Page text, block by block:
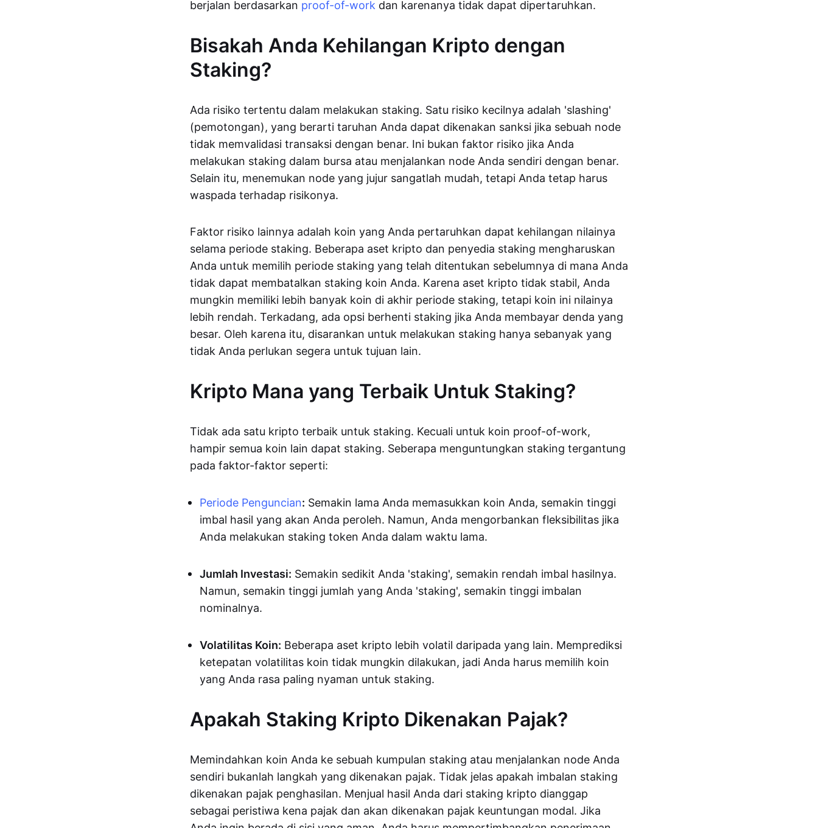
berjalan berdasarkan proof-of-work dan karenanya tidak dapat dipertaruhkan.
Bisakah Anda Kehilangan Kripto dengan
Staking?
Ada risiko tertentu dalam melakukan staking. Satu risiko kecilnya adalah 'slashing'
(pemotongan), yang berarti taruhan Anda dapat dikenakan sanksi jika sebuah node
tidak memvalidasi transaksi dengan benar. Ini bukan faktor risiko jika Anda
melakukan staking dalam bursa atau menjalankan node Anda sendiri dengan benar.
Selain itu, menemukan node yang jujur sangatlah mudah, tetapi Anda tetap harus
waspada terhadap risikonya.
Faktor risiko lainnya adalah koin yang Anda pertaruhkan dapat kehilangan nilainya
selama periode staking. Beberapa aset kripto dan penyedia staking mengharuskan
Anda untuk memilih periode staking yang telah ditentukan sebelumnya di mana Anda
tidak dapat membatalkan staking koin Anda. Karena aset kripto tidak stabil, Anda
mungkin memiliki lebih banyak koin di akhir periode staking, tetapi koin ini nilainya
lebih rendah. Terkadang, ada opsi berhenti staking jika Anda membayar denda yang
besar. Oleh karena itu, disarankan untuk melakukan staking hanya sebanyak yang
tidak Anda perlukan segera untuk tujuan lain.
Kripto Mana yang Terbaik Untuk Staking?
Tidak ada satu kripto terbaik untuk staking. Kecuali untuk koin proof-of-work,
hampir semua koin lain dapat staking. Seberapa menguntungkan staking tergantung
pada faktor-faktor seperti:
Periode Penguncian: Semakin lama Anda memasukkan koin Anda, semakin tinggi
imbal hasil yang akan Anda peroleh. Namun, Anda mengorbankan fleksibilitas jika
Anda melakukan staking token Anda dalam waktu lama.
Jumlah Investasi: Semakin sedikit Anda 'staking', semakin rendah imbal hasilnya.
Namun, semakin tinggi jumlah yang Anda 'staking', semakin tinggi imbalan
nominalnya.
Volatilitas Koin: Beberapa aset kripto lebih volatil daripada yang lain. Memprediksi
ketepatan volatilitas koin tidak mungkin dilakukan, jadi Anda harus memilih koin
yang Anda rasa paling nyaman untuk staking.
Apakah Staking Kripto Dikenakan Pajak?
Memindahkan koin Anda ke sebuah kumpulan staking atau menjalankan node Anda
sendiri bukanlah langkah yang dikenakan pajak. Tidak jelas apakah imbalan staking
dikenakan pajak penghasilan. Menjual hasil Anda dari staking kripto dianggap
sebagai peristiwa kena pajak dan akan dikenakan pajak keuntungan modal. Jika